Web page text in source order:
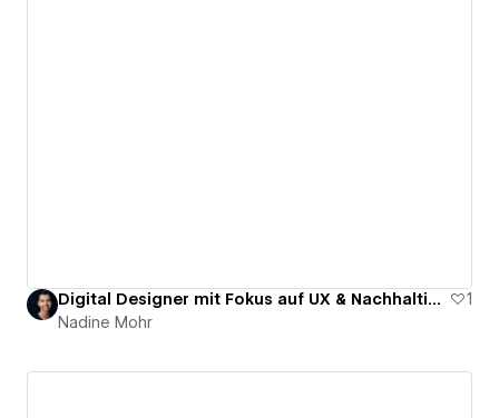
Digital Designer mit Fokus auf UX & Nachhaltigkeit
1
Nadine Mohr